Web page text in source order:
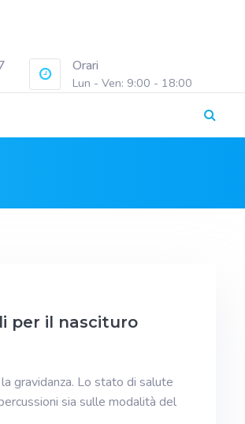
Orari
Lun - Ven: 9:00 - 18:00
per il nascituro
gravidanza. Lo stato di salute
sia sulle modalità del